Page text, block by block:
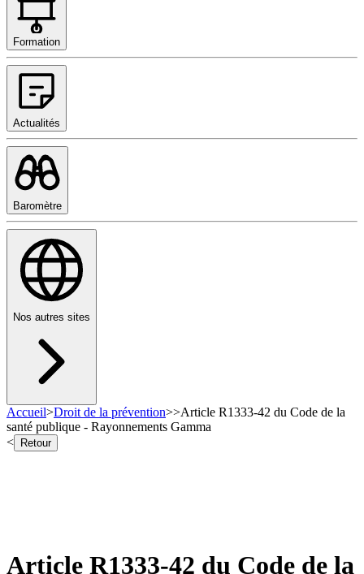
Formation
Actualités
Baromètre
Nos autres sites
Accueil>Droit de la prévention>>Article R1333-42 du Code de la
santé publique - Rayonnements Gamma
<
Retour
Article R1333-42 du Code de la